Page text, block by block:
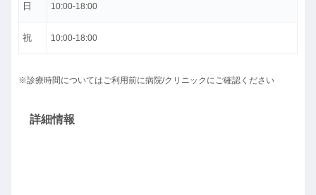
日 10:00-18:00
祝 10:00-18:00
※診療時間についてはご利用前に病院/クリニックにご確認ください
詳細情報